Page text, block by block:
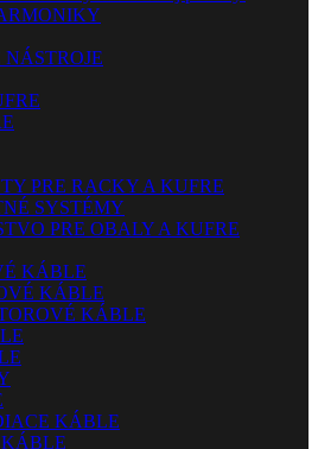
PRE RACKY A KUFRE
SYSTÉMY
PRE OBALY A KUFRE
KÁBLE
KÁBLE
KÁBLE
KÁBLE